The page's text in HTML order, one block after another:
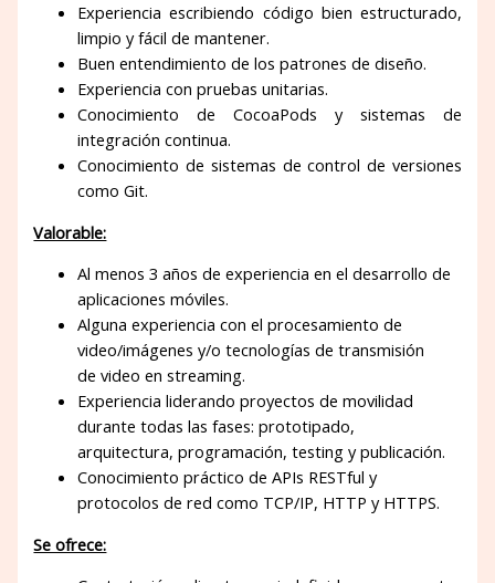
Experiencia escribiendo código bien estructurado,
limpio y fácil de mantener.
Buen entendimiento de los patrones de diseño.
Experiencia con pruebas unitarias.
Conocimiento de CocoaPods y sistemas de
integración continua.
Conocimiento de sistemas de control de versiones
como Git.
Valorable:
Al menos 3 años de experiencia en el desarrollo de
aplicaciones móviles.
Alguna experiencia con el procesamiento de
video/imágenes y/o tecnologías de transmisión
de video en streaming.
Experiencia liderando proyectos de movilidad
durante todas las fases: prototipado,
arquitectura, programación, testing y publicación.
Conocimiento práctico de APIs RESTful y
protocolos de red como TCP/IP, HTTP y HTTPS.
Se ofrece: